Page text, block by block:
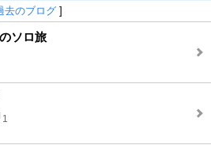
去のブログ ]
ソロ旅
1